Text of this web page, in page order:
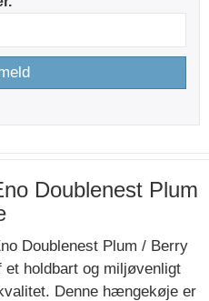
Doublenest Plum
Doublenest Plum / Berry
holdbart og miljøvenligt
Denne hængekøje er